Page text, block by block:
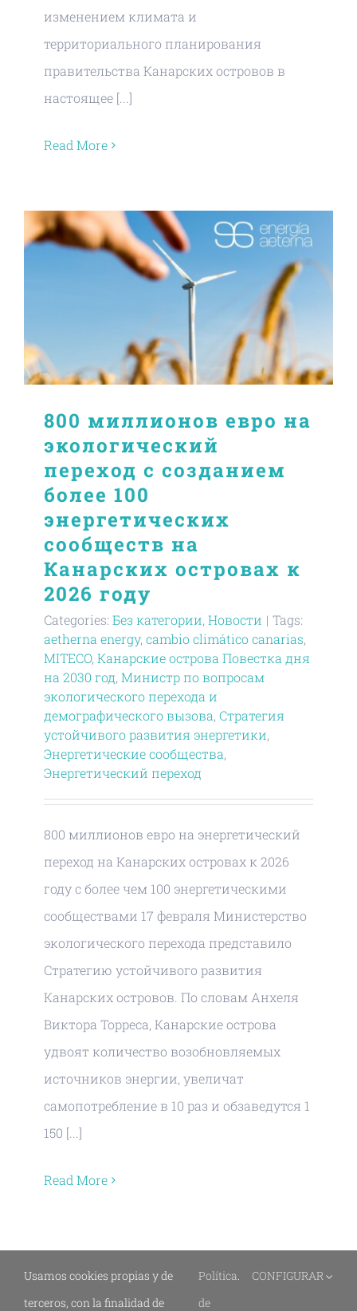
изменением климата и
территориального планирования
правительства Канарских островов в
настоящее [...]
Read More
800 миллионов евро на
экологический
переход с созданием
более 100
энергетических
сообществ на
Канарских островах к
2026 году
Categories: Без категории, Новости | Tags:
aetherna energy, cambio climático canarias,
MITECO, Канарские острова Повестка дня
на 2030 год, Министр по вопросам
экологического перехода и
демографического вызова, Стратегия
устойчивого развития энергетики,
Энергетические сообщества,
Энергетический переход
800 миллионов евро на энергетический
переход на Канарских островах к 2026
году с более чем 100 энергетическими
сообществами 17 февраля Министерство
экологического перехода представило
Стратегию устойчивого развития
Канарских островов. По словам Анхеля
Виктора Торреса, Канарские острова
удвоят количество возобновляемых
источников энергии, увеличат
самопотребление в 10 раз и обзаведутся 1
150 [...]
Read More
1 2 Next
Usamos cookies propias y de
terceros, con la finalidad de
Política
de
. CONFIGURAR